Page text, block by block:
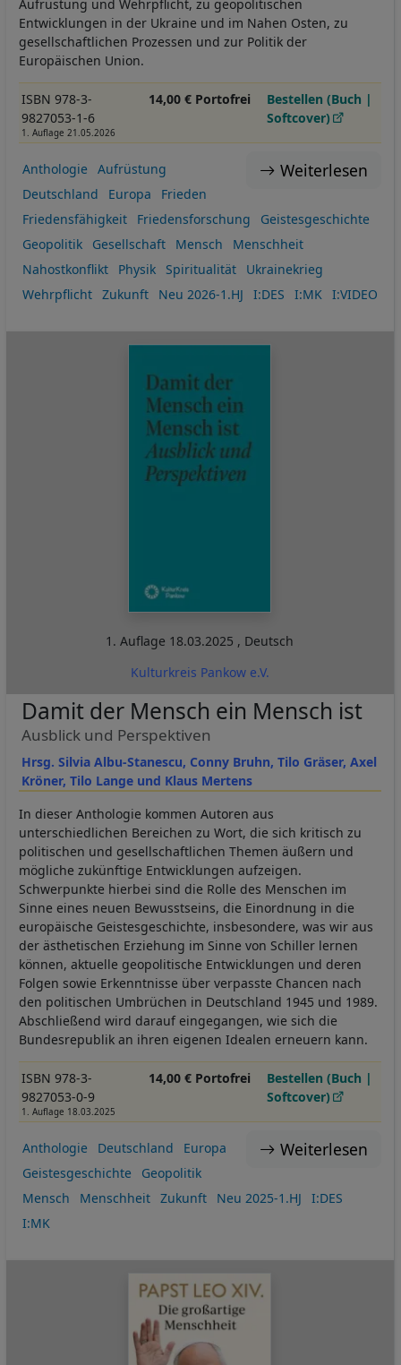
Aufrüstung und Wehrpflicht, zu geopolitischen
Entwicklungen in der Ukraine und im Nahen Osten, zu
gesellschaftlichen Prozessen und zur Politik der
Europäischen Union.
ISBN 978-3-
9827053-1-6
1. Auflage 21.05.2026
14,00 € Portofrei
Bestellen (Buch |
Softcover)
Weiterlesen
Anthologie
Aufrüstung
Deutschland
Europa
Frieden
Friedensfähigkeit
Friedensforschung
Geistesgeschichte
Geopolitik
Gesellschaft Mensch
Menschheit
Nahostkonflikt
Physik Spiritualität
Ukrainekrieg
Wehrpflicht
Zukunft Neu 2026-1.HJ I:DES I:MK I:VIDEO
1. Auflage 18.03.2025 , Deutsch
Kulturkreis Pankow e.V.
Hrsg. Silvia Albu-Stanescu, Conny Bruhn, Tilo Gräser, Axel
Kröner, Tilo Lange und Klaus Mertens
Damit der Mensch ein Mensch ist
Ausblick und Perspektiven
In dieser Anthologie kommen Autoren aus
unterschiedlichen Bereichen zu Wort, die sich kritisch zu
politischen und gesellschaftlichen Themen äußern und
mögliche zukünftige Entwicklungen aufzeigen.
Schwerpunkte hierbei sind die Rolle des Menschen im
Sinne eines neuen Bewusstseins, die Einordnung in die
europäische Geistesgeschichte, insbesondere, was wir aus
der ästhetischen Erziehung im Sinne von Schiller lernen
können, aktuelle geopolitische Entwicklungen und deren
Folgen sowie Erkenntnisse über verpasste Chancen nach
den politischen Umbrüchen in Deutschland 1945 und 1989.
Abschließend wird darauf eingegangen, wie sich die
Bundesrepublik an ihren eigenen Idealen erneuern kann.
ISBN 978-3-
9827053-0-9
1. Auflage 18.03.2025
14,00 € Portofrei
Bestellen (Buch |
Softcover)
Weiterlesen
Anthologie Deutschland
Europa
Geistesgeschichte
Geopolitik
Mensch
Menschheit Zukunft Neu 2025-1.HJ
I:DES
I:MK